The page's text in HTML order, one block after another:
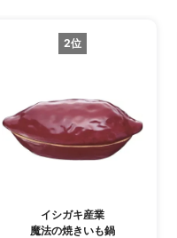
2位
イシガキ産業
魔法の焼きいも鍋